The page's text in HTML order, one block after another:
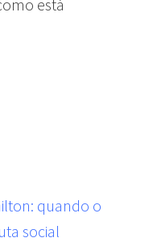
está
quando o
social